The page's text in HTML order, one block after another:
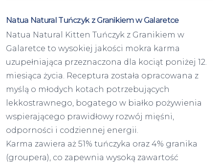
Natua Natural Tuńczyk z Granikiem w Galaretce
Natua Natural Kitten Tuńczyk z Granikiem w
Galaretce to wysokiej jakości mokra karma
uzupełniająca przeznaczona dla kociąt poniżej 12.
miesiąca życia. Receptura została opracowana z
myślą o młodych kotach potrzebujących
lekkostrawnego, bogatego w białko pożywienia
wspierającego prawidłowy rozwój mięśni,
odporności i codziennej energii.
Karma zawiera aż 51% tuńczyka oraz 4% granika
(groupera), co zapewnia wysoką zawartość